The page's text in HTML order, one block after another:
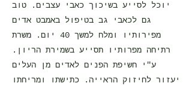
יוכל לסייע בשיכוך כאבי עצבים. טוב
גם לכאבי גב בטיפול באמבט אדים
מפירותיו ומלח למשך 40 יום. משרת
רתיחה מפרותיו תסייע בשמירת הריון.
ע"י חשיפת הפנים לאדים מן העלים
יעזור לחיזוק הראייה. כתישתו ומריחתו